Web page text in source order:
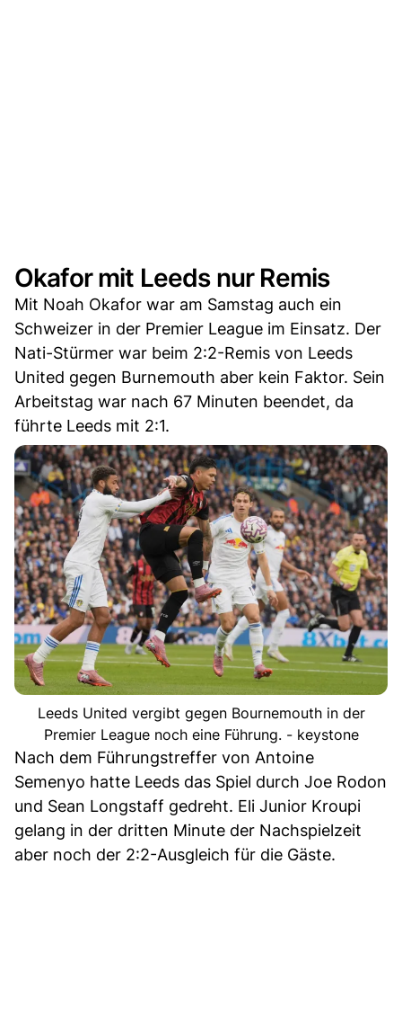
Okafor mit Leeds nur Remis
Mit Noah Okafor war am Samstag auch ein
Schweizer in der Premier League im Einsatz. Der
Nati-Stürmer war beim 2:2-Remis von Leeds
United gegen Burnemouth aber kein Faktor. Sein
Arbeitstag war nach 67 Minuten beendet, da
führte Leeds mit 2:1.
Leeds United vergibt gegen Bournemouth in der
Premier League noch eine Führung. - keystone
Nach dem Führungstreffer von Antoine
Semenyo hatte Leeds das Spiel durch Joe Rodon
und Sean Longstaff gedreht. Eli Junior Kroupi
gelang in der dritten Minute der Nachspielzeit
aber noch der 2:2-Ausgleich für die Gäste.